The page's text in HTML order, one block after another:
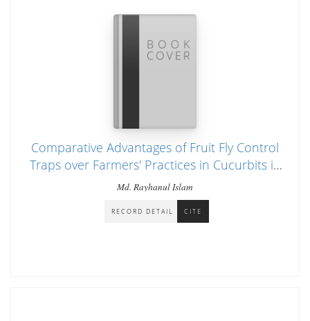
Comparative Advantages of Fruit Fly Control
Traps over Farmers' Practices in Cucurbits in
Some Selected Areas of Bangladesh
Md. Rayhanul Islam
RECORD DETAIL CITE